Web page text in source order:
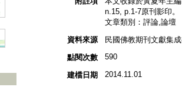
n.15, p.1-7原刊影印。
文章類別：評論,論壇
資料來源
民國佛教期刊文獻集
點閱次數
590
建檔日期 2014.11.01